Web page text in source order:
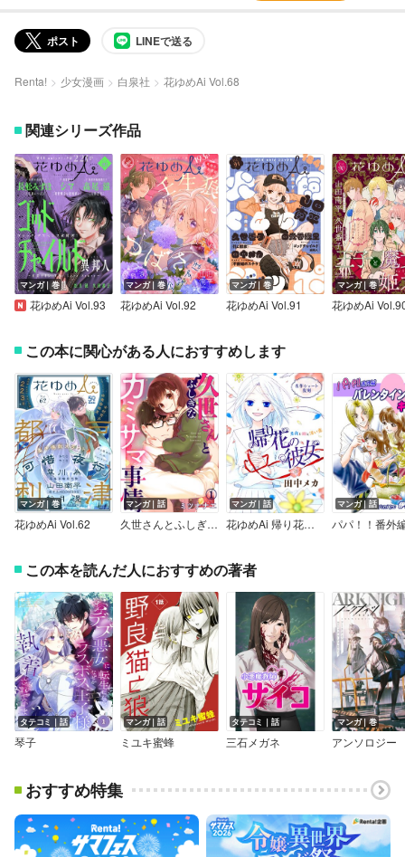
ポスト LINEで送る
Renta! 少女漫画 白泉社 花ゆめAi Vol.68
関連シリーズ作品
マンガ｜巻
花ゆめAi Vol.93
マンガ｜巻
花ゆめAi Vol.92
マンガ｜巻
花ゆめAi Vol.91
マンガ｜巻
花ゆめAi
この本に関心がある人におすすめします
マンガ｜巻
花ゆめAi Vol.62
マンガ｜話
久世さんとふしぎなカミサマ事情
マンガ｜話
花ゆめAi 帰り花の彼女
マンガ｜話
この本を読んだ人におすすめの著者
タテコミ｜話
琴子
マンガ｜話
ミユキ蜜蜂
タテコミ｜話
三石メガネ
マンガ｜巻
アンソロジー
おすすめ特集